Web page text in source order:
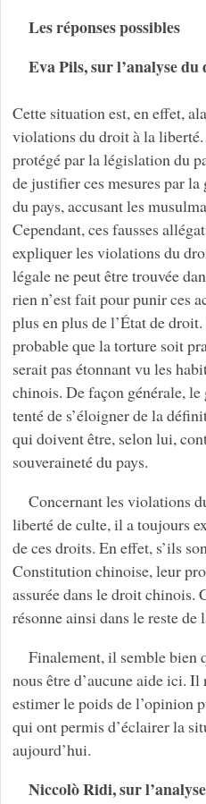
Les réponses possibles
Eva Pils, sur l’analyse
Cette situation est, en effet,
violations du droit à la
protégé par la législation du
de justifier ces mesures par
du pays, accusant les
Cependant, ces fausses
expliquer les violations du
légale ne peut être trouvée
rien n’est fait pour punir ces
plus en plus de l’État de
probable que la torture soit
serait pas étonnant vu les
chinois. De façon générale,
tenté de s’éloigner de la
qui doivent être, selon lui,
souveraineté du pays.
Concernant les violations
liberté de culte, il a toujours
de ces droits. En effet, s’ils
Constitution chinoise, leur
assurée dans le droit chinois.
résonne ainsi dans le reste de
Finalement, il semble bien
nous être d’aucune aide ici. Il
estimer le poids de l’opinion
qui ont permis d’éclairer la
aujourd’hui.
Niccolò Ridi, sur